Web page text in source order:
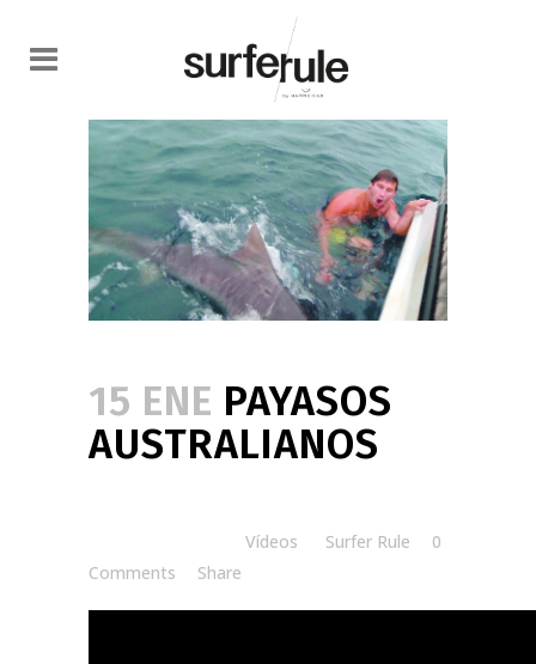
15 ENE PAYASOS
AUSTRALIANOS
Vídeos Surfer Rule
0
Comments
Share